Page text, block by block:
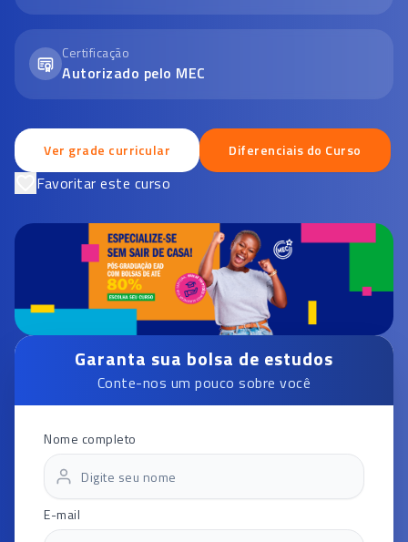
Certificação
Autorizado pelo MEC
Ver grade curricular Diferenciais do Curso
Favoritar este curso
Garanta sua bolsa de estudos
Conte-nos um pouco sobre você
Nome completo
E-mail